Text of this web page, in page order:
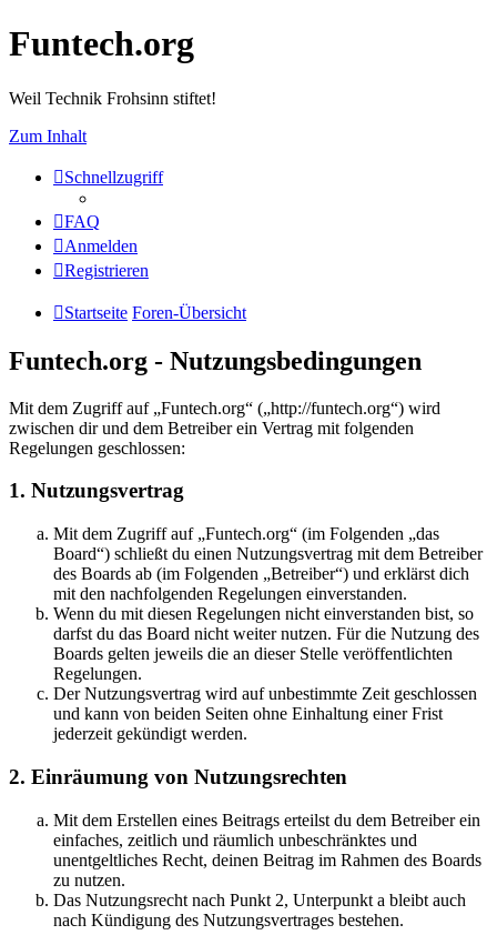
Funtech.org
Weil Technik Frohsinn stiftet!
Zum Inhalt
Schnellzugriff
FAQ
Anmelden
Registrieren
Startseite Foren-Übersicht
Funtech.org - Nutzungsbedingungen
Mit dem Zugriff auf „Funtech.org“ („http://funtech.org“) wird
zwischen dir und dem Betreiber ein Vertrag mit folgenden
Regelungen geschlossen:
1. Nutzungsvertrag
Mit dem Zugriff auf „Funtech.org“ (im Folgenden „das
Board“) schließt du einen Nutzungsvertrag mit dem Betreiber
des Boards ab (im Folgenden „Betreiber“) und erklärst dich
mit den nachfolgenden Regelungen einverstanden.
Wenn du mit diesen Regelungen nicht einverstanden bist, so
darfst du das Board nicht weiter nutzen. Für die Nutzung des
Boards gelten jeweils die an dieser Stelle veröffentlichten
Regelungen.
Der Nutzungsvertrag wird auf unbestimmte Zeit geschlossen
und kann von beiden Seiten ohne Einhaltung einer Frist
jederzeit gekündigt werden.
2. Einräumung von Nutzungsrechten
Mit dem Erstellen eines Beitrags erteilst du dem Betreiber ein
einfaches, zeitlich und räumlich unbeschränktes und
unentgeltliches Recht, deinen Beitrag im Rahmen des Boards
zu nutzen.
Das Nutzungsrecht nach Punkt 2, Unterpunkt a bleibt auch
nach Kündigung des Nutzungsvertrages bestehen.